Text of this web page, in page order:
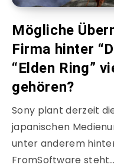
Mögliche
Firma hinter
“Elden Ring”
gehören?
Sony plant derzeit
japanischen
unter anderem
FromSoftware